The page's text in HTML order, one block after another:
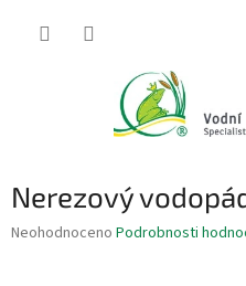
Nerezový
Průměrné
Neohodnoceno Podrobnosti